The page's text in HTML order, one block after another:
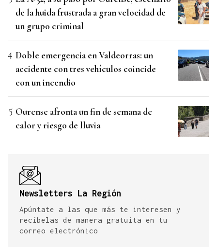
de la huida frustrada a gran velocidad de
un grupo criminal
Doble emergencia en Valdeorras: un
accidente con tres vehículos coincide
con un incendio
Ourense afronta un fin de semana de
calor y riesgo de lluvia
Newsletters La Región
Apúntate a las que más te interesen y
recíbelas de manera gratuita en tu
correo electrónico